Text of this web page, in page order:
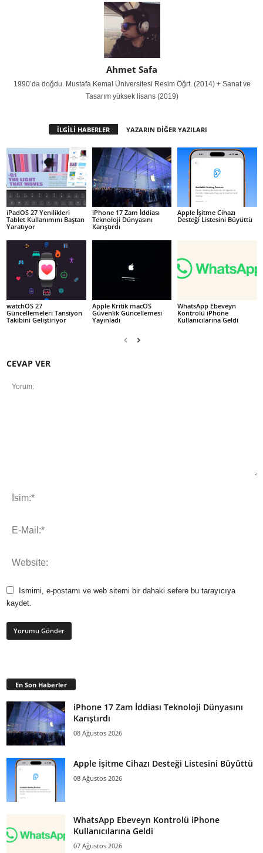
Ahmet Safa
1990’da doğdu. Mustafa Kemal Üniversitesi Resim Öğrt. (2014) + Sanat ve
Tasarım yüksek lisans (2019)
İLGİLİ HABERLER YAZARIN DİĞER YAZILARI
iPadOS 27 Yenilikleri
Tablet Kullanımını Baştan
Yaratıyor
iPhone 17 Zam İddiası
Teknoloji Dünyasını
Karıştırdı
Apple İşitme Cihazı
Desteği Listesini Büyüttü
watchOS 27
Güncellemeleri Tansiyon
Takibini Geliştiriyor
Apple Kritik macOS
Güvenlik Güncellemesi
Yayınladı
WhatsApp Ebeveyn
Kontrolü iPhone
Kullanıcılarına Geldi
CEVAP VER
Ismimi, e-postamı ve web sitemi bir dahaki sefere bu tarayıcıya
kaydet.
En Son Haberler
iPhone 17 Zam İddiası Teknoloji Dünyasını
Karıştırdı
08 Ağustos 2026
Apple İşitme Cihazı Desteği Listesini Büyüttü
08 Ağustos 2026
WhatsApp Ebeveyn Kontrolü iPhone
Kullanıcılarına Geldi
07 Ağustos 2026